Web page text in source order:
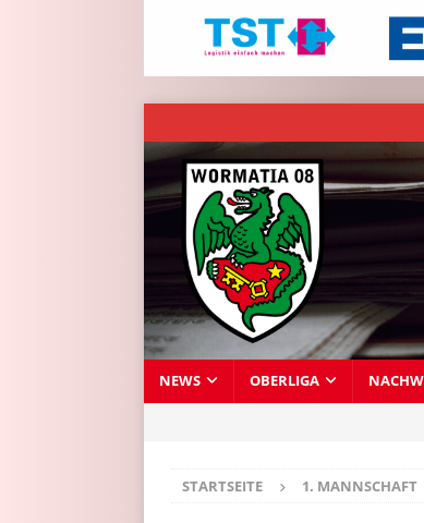
NEWS OBERLIGA
STARTSEITE 1. MANNSCHAFT